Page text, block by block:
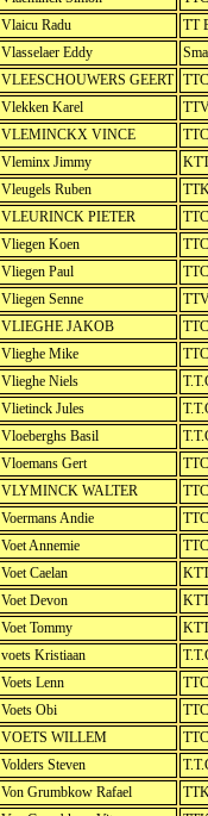
Vlaicu Radu
TT
Vlasselaer Eddy
VLEESCHOUWERS GEERT
Vlekken Karel
VLEMINCKX VINCE
Vleminx Jimmy
Vleugels Ruben
VLEURINCK PIETER
Vliegen Koen
Vliegen Paul
Vliegen Senne
VLIEGHE JAKOB
Vlieghe Mike
Vlieghe Niels
Vlietinck Jules
Vloeberghs Basil
Vloemans Gert
VLYMINCK WALTER
Voermans Andie
Voet Annemie
Voet Caelan
Voet Devon
Voet Tommy
voets Kristiaan
Voets Lenn
Voets Obi
VOETS WILLEM
Volders Steven
Von Grumbkow Rafael